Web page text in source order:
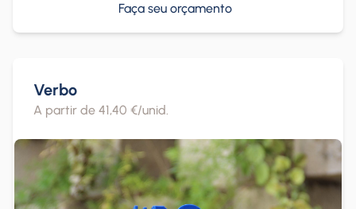
Faça seu orçamento
Verbo
A partir de 41,40 €/unid.